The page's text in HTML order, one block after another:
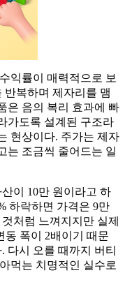
익률이 매력적으로 보
반복하며 제자리를 맴
은 음의 복리 효과에 빠
가도록 설계된 구조라
현상이다. 주가는 제자
는 조금씩 줄어드는 일
이 10만 원이라고 하
하락하면 가격은 9만
처럼 느껴지지만 실제
동 폭이 2배이기 때문
다시 오를 때까지 버티
먹는 치명적인 실수로